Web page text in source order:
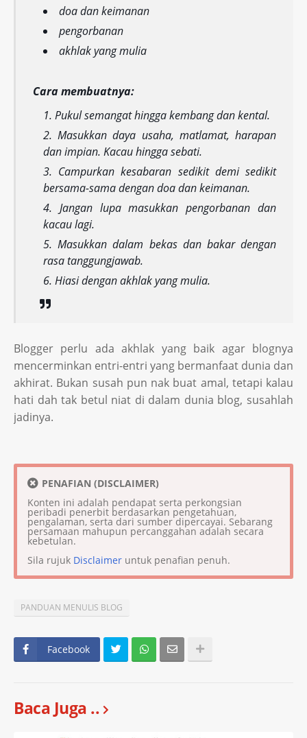
doa dan keimanan
pengorbanan
akhlak yang mulia
Cara membuatnya:
Pukul semangat hingga kembang dan kental.
Masukkan daya usaha, matlamat, harapan
dan impian. Kacau hingga sebati.
Campurkan kesabaran sedikit demi sedikit
bersama-sama dengan doa dan keimanan.
Jangan lupa masukkan pengorbanan dan
kacau lagi.
Masukkan dalam bekas dan bakar dengan
rasa tanggungjawab.
Hiasi dengan akhlak yang mulia.
Blogger perlu ada akhlak yang baik agar blognya
mencerminkan entri-entri yang bermanfaat dunia dan
akhirat. Bukan susah pun nak buat amal, tetapi kalau
hati dah tak betul niat di dalam dunia blog, susahlah
jadinya.
PENAFIAN (DISCLAIMER)
Konten ini adalah pendapat serta perkongsian
peribadi penerbit berdasarkan pengetahuan,
pengalaman, serta dari sumber dipercayai. Sebarang
persamaan mahupun percanggahan adalah secara
kebetulan.
Sila rujuk Disclaimer untuk penafian penuh.
PANDUAN MENULIS BLOG
Facebook
Baca Juga ..